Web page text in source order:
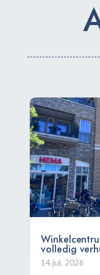
volledig
14 jul, 2026